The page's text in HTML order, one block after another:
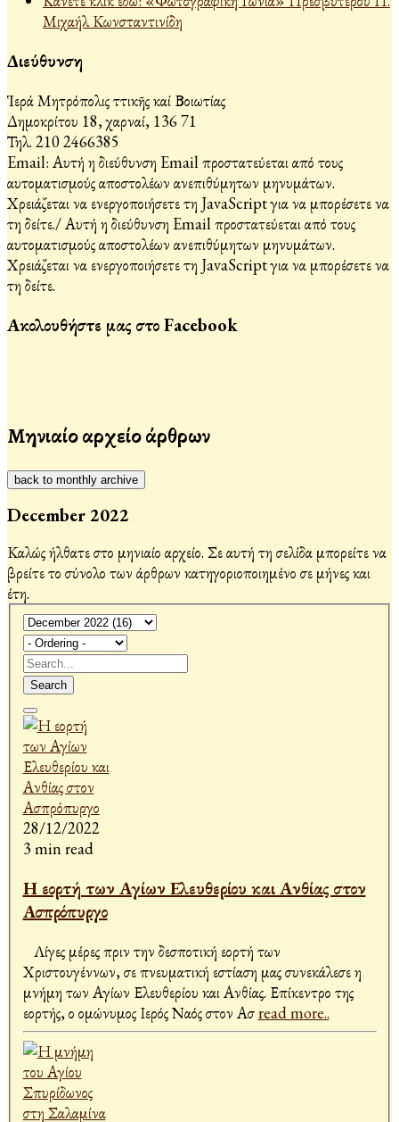
Μιχαήλ Κωνσταντινίδη
Διεύθυνση
Ἱερά Μητρόπολις Ἀττικῆς καί Βοιωτίας
Δημοκρίτου 18, Ἀχαρναί, 136 71
Τηλ. 210 2466385
Email: Αυτή η διεύθυνση Email προστατεύεται από τους
αυτοματισμούς αποστολέων ανεπιθύμητων μηνυμάτων.
Χρειάζεται να ενεργοποιήσετε τη JavaScript για να μπορέσετε να
τη δείτε./Αυτή η διεύθυνση Email προστατεύεται από τους
αυτοματισμούς αποστολέων ανεπιθύμητων μηνυμάτων.
Χρειάζεται να ενεργοποιήσετε τη JavaScript για να μπορέσετε να
τη δείτε.
Ακολουθήστε μας στο Facebook
Μηνιαίο αρχείο άρθρων
back to monthly archive
December 2022
Καλώς ήλθατε στο μηνιαίο αρχείο. Σε αυτή τη σελίδα μπορείτε να
βρείτε το σύνολο των άρθρων κατηγοριοποιημένο σε μήνες και
έτη.
Search
28/12/2022
3 min read
Η εορτή των Αγίων Ελευθερίου και Ανθίας στον
Ασπρόπυργο
Λίγες μέρες πριν την δεσποτική εορτή των
Χριστουγέννων, σε πνευματική εστίαση μας συνεκάλεσε η
μνήμη των Αγίων Ελευθερίου και Ανθίας. Επίκεντρο της
εορτής, ο ομώνυμος Ιερός Ναός στον Ασread more..